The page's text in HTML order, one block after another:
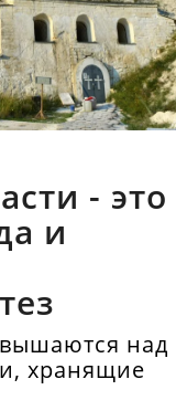
- это
и
над
хранящие